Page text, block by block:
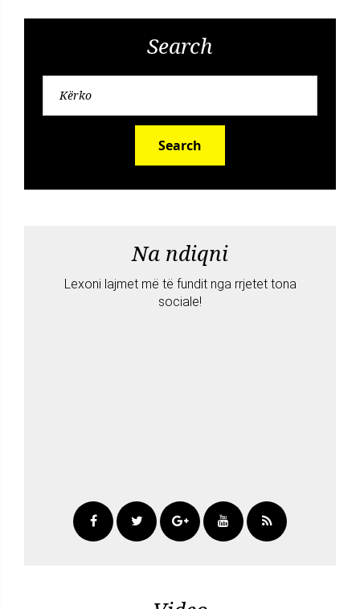
Search
Search
Na ndiqni
Lexoni lajmet më të fundit nga rrjetet tona
sociale!